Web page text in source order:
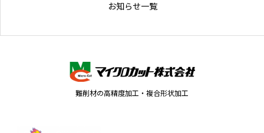
お知らせ一覧
難削材の高精度加工・複合形状加工